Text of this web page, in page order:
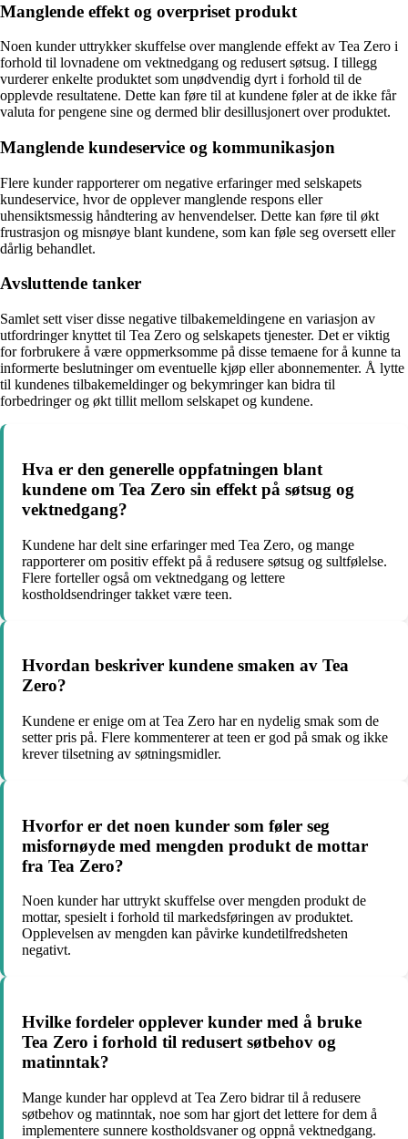
Manglende effekt og overpriset produkt
Noen kunder uttrykker skuffelse over manglende effekt av Tea Zero i
forhold til lovnadene om vektnedgang og redusert søtsug. I tillegg
vurderer enkelte produktet som unødvendig dyrt i forhold til de
opplevde resultatene. Dette kan føre til at kundene føler at de ikke får
valuta for pengene sine og dermed blir desillusjonert over produktet.
Manglende kundeservice og kommunikasjon
Flere kunder rapporterer om negative erfaringer med selskapets
kundeservice, hvor de opplever manglende respons eller
uhensiktsmessig håndtering av henvendelser. Dette kan føre til økt
frustrasjon og misnøye blant kundene, som kan føle seg oversett eller
dårlig behandlet.
Avsluttende tanker
Samlet sett viser disse negative tilbakemeldingene en variasjon av
utfordringer knyttet til Tea Zero og selskapets tjenester. Det er viktig
for forbrukere å være oppmerksomme på disse temaene for å kunne ta
informerte beslutninger om eventuelle kjøp eller abonnementer. Å lytte
til kundenes tilbakemeldinger og bekymringer kan bidra til
forbedringer og økt tillit mellom selskapet og kundene.
Hva er den generelle oppfatningen blant
kundene om Tea Zero sin effekt på søtsug og
vektnedgang?
Kundene har delt sine erfaringer med Tea Zero, og mange
rapporterer om positiv effekt på å redusere søtsug og sultfølelse.
Flere forteller også om vektnedgang og lettere
kostholdsendringer takket være teen.
Hvordan beskriver kundene smaken av Tea
Zero?
Kundene er enige om at Tea Zero har en nydelig smak som de
setter pris på. Flere kommenterer at teen er god på smak og ikke
krever tilsetning av søtningsmidler.
Hvorfor er det noen kunder som føler seg
misfornøyde med mengden produkt de mottar
fra Tea Zero?
Noen kunder har uttrykt skuffelse over mengden produkt de
mottar, spesielt i forhold til markedsføringen av produktet.
Opplevelsen av mengden kan påvirke kundetilfredsheten
negativt.
Hvilke fordeler opplever kunder med å bruke
Tea Zero i forhold til redusert søtbehov og
matinntak?
Mange kunder har opplevd at Tea Zero bidrar til å redusere
søtbehov og matinntak, noe som har gjort det lettere for dem å
implementere sunnere kostholdsvaner og oppnå vektnedgang.